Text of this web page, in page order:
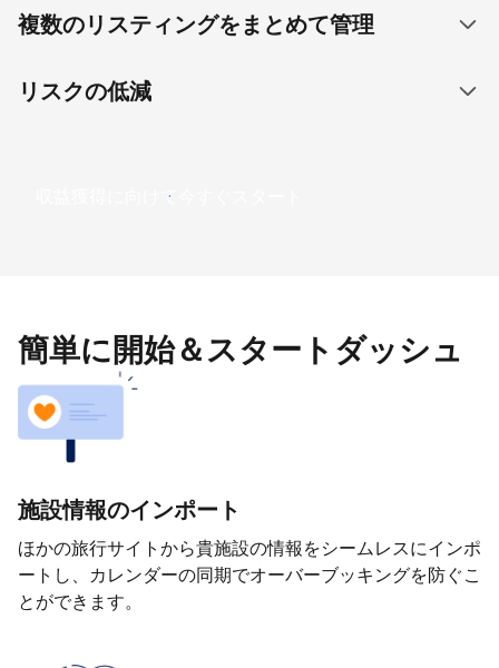
複数のリスティングをまとめて管理
リスクの低減
収益獲得に向けて今すぐスタート
簡単に開始＆スタートダッシュ
施設情報のインポート
ほかの旅行サイトから貴施設の情報をシームレスにインポ
ートし、カレンダーの同期でオーバーブッキングを防ぐこ
とができます。